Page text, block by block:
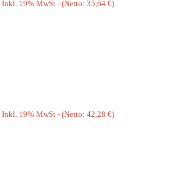
Inkl. 19% MwSt - (Netto: 35,64 €)
Inkl. 19% MwSt - (Netto: 42,28 €)